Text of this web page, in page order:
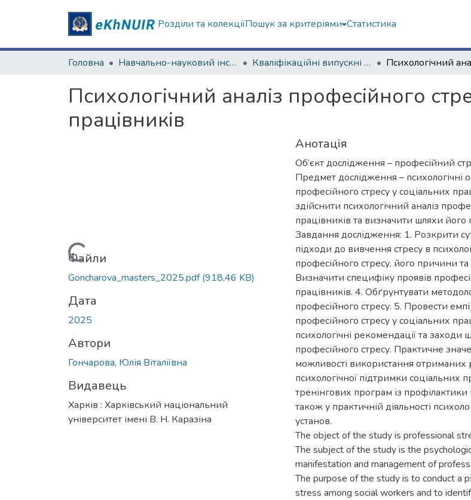
Розділи та колекціїПошук за критеріями Статистика
Головна Навчально-науковий інститут «Українська інженерно-педагогічна академія» Кваліфікаційні випускні роботи магістрів. Навчально-науковий інститут «Українська інженерно-педагогічна академія»
Психологічний аналіз професійного
працівників
Вантажиться...Файли
Goncharova_masters_2025.pdf(918,46 KB)
Дата
2025
Автори
Гончарова, Юлія Віталіївна
Видавець
Харків : Харківський національний
університет імені В. Н. Каразіна
Анотація
Об’єкт дослідження – професійний
Предмет дослідження – психологічні
професійного стресу у соціальних
здійснити психологічний аналіз
працівників та визначити шляхи його
Завдання дослідження: 1. Розкрити
підходи до вивчення стресу в
професійного стресу, його причини та
Визначити специфіку проявів
працівників. 4. Обґрунтувати
професійного стресу. 5. Провести
професійного стресу у соціальних
психологічні рекомендації та
професійного стресу. Практичне
можливості використання отриманих
психологічної підтримки соціальних
тренінгових програм із
також у практичній діяльності
установ.
The object of the study is professional
The subject of the study is the
manifestation and management of
The purpose of the study is to conduct a
stress among social workers and to